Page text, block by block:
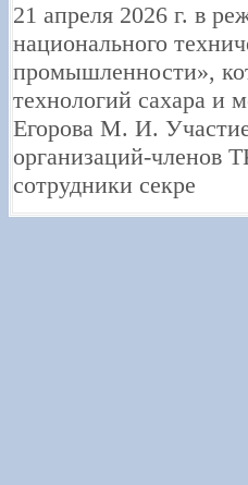
21 апреля 2026 г. в
национального
промышленности»,
технологий сахара
Егорова М. И.
организаций-членов
сотрудники секре